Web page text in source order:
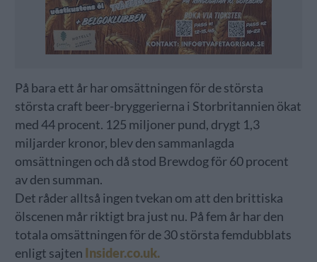
På bara ett år har omsättningen för de största
största craft beer-bryggerierna i Storbritannien ökat
med 44 procent. 125 miljoner pund, drygt 1,3
miljarder kronor, blev den sammanlagda
omsättningen och då stod Brewdog för 60 procent
av den summan.
Det råder alltså ingen tvekan om att den brittiska
ölscenen mår riktigt bra just nu. På fem år har den
totala omsättningen för de 30 största femdubblats
enligt sajten Insider.co.uk.